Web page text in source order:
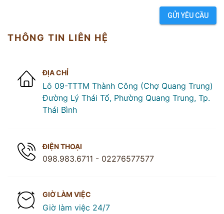
GỬI YÊU CẦU
THÔNG TIN LIÊN HỆ
ĐỊA CHỈ
Lô 09-TTTM Thành Công (Chợ Quang Trung)
Đường Lý Thái Tổ, Phường Quang Trung, Tp.
Thái Bình
ĐIỆN THOẠI
098.983.6711 - 02276577577
GIỜ LÀM VIỆC
Giờ làm việc 24/7